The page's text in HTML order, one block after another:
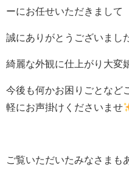
ーにお任せいただきまして
誠にありがとうございまし
綺麗な外観に仕上がり大変
今後も何かお困りごとなど
軽にお声掛けくださいませ
ご覧いただいたみなさまも